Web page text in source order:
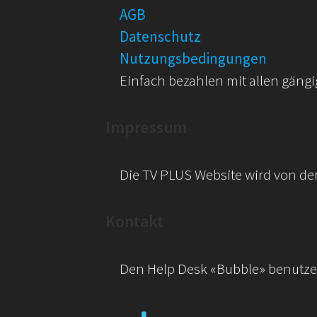
AGB
Datenschutz
Nutzungsbedingungen
Einfach bezahlen mit allen
Die TV PLUS Website wird von
Den Help Desk «Bubble»